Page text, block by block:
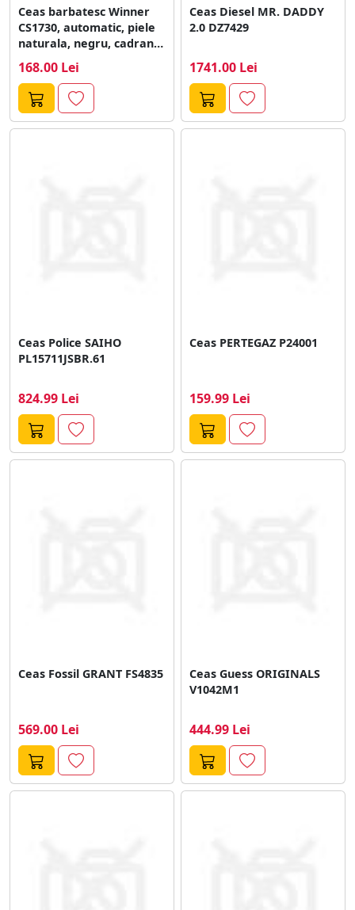
Ceas barbatesc Winner
CS1730, automatic, piele
naturala, negru, cadran
168.00 Lei
Ceas Diesel MR. DADDY
2.0 DZ7429
1741.00 Lei
Ceas Police SAIHO
PL15711JSBR.61
824.99 Lei
Ceas PERTEGAZ P24001
159.99 Lei
Ceas Fossil GRANT FS4835
569.00 Lei
Ceas Guess ORIGINALS
V1042M1
444.99 Lei